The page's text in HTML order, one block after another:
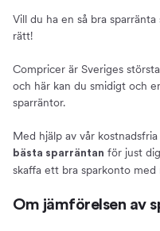
Olika typer av
Bra att veta
Detta påverkar
Om oss
Compricer
Fördelar med att
Jämför
Vill du ha en så bra
rätt!
Compricer är Sveriges
och här kan du smidigt och
sparräntor.
Med hjälp av vår
bästa sparräntan för just
skaffa ett bra sparkonto med
Om jämförelsen av